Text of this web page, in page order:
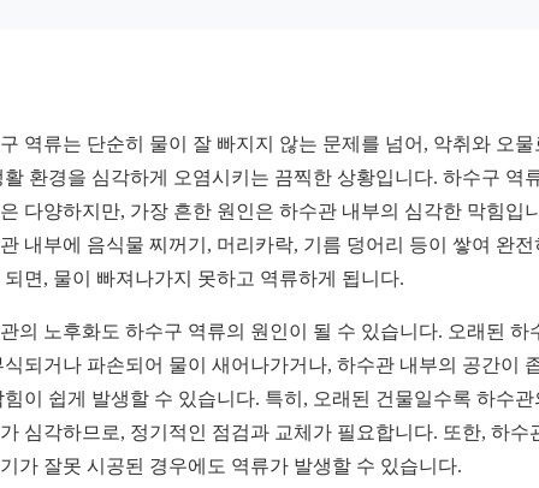
역류는 단순히 물이 잘 빠지지 않는 문제를 넘어, 악취와 오물
활 환경을 심각하게 오염시키는 끔찍한 상황입니다. 하수구 역
다양하지만, 가장 흔한 원인은 하수관 내부의 심각한 막힘입
내부에 음식물 찌꺼기, 머리카락, 기름 덩어리 등이 쌓여 완전
되면, 물이 빠져나가지 못하고 역류하게 됩니다.
의 노후화도 하수구 역류의 원인이 될 수 있습니다. 오래된 하
식되거나 파손되어 물이 새어나가거나, 하수관 내부의 공간이
힘이 쉽게 발생할 수 있습니다. 특히, 오래된 건물일수록 하수관
심각하므로, 정기적인 점검과 교체가 필요합니다. 또한, 하수
가 잘못 시공된 경우에도 역류가 발생할 수 있습니다.